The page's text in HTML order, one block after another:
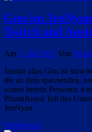
Gnu im
Twitch und
Am 1. Juli 2022 Von
Jasmin alias Gnu ist
die an dem spannenden,
waren bereits Personen
PhunkRoyal Teil des
JenNyan …
Weiterlesen